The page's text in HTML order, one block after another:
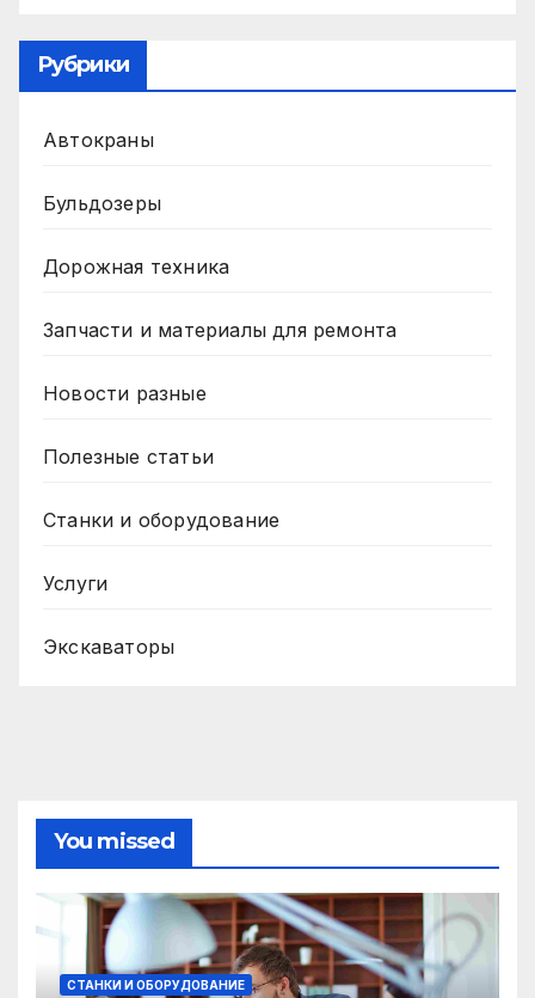
Рубрики
Автокраны
Бульдозеры
Дорожная техника
Запчасти и материалы для ремонта
Новости разные
Полезные статьи
Станки и оборудование
Услуги
Экскаваторы
You missed
СТАНКИ И ОБОРУДОВАНИЕ